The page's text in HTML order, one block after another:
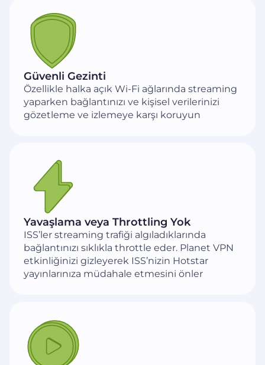
Güvenli Gezinti
Özellikle halka açık Wi-Fi ağlarında streaming
yaparken bağlantınızı ve kişisel verilerinizi
gözetleme ve izlemeye karşı koruyun
Yavaşlama veya Throttling Yok
ISS’ler streaming trafiği algıladıklarında
bağlantınızı sıklıkla throttle eder. Planet VPN
etkinliğinizi gizleyerek ISS’nizin Hotstar
yayınlarınıza müdahale etmesini önler